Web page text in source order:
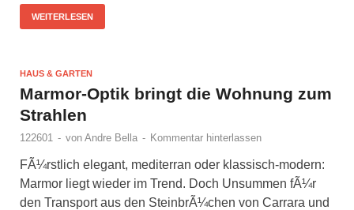
WEITERLESEN
HAUS & GARTEN
Marmor-Optik bringt die Wohnung zum
Strahlen
122601 - von Andre Bella - Kommentar hinterlassen
FÃ¼rstlich elegant, mediterran oder klassisch-modern:
Marmor liegt wieder im Trend. Doch Unsummen fÃ¼r
den Transport aus den SteinbrÃ¼chen von Carrara und